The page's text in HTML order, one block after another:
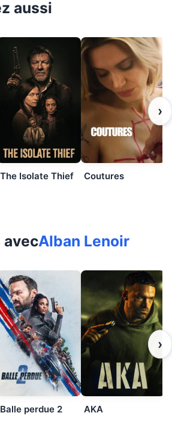
aussi
The Isolate Thief Coutures
›
Alban Lenoir
Balle perdue 2 AKA
›